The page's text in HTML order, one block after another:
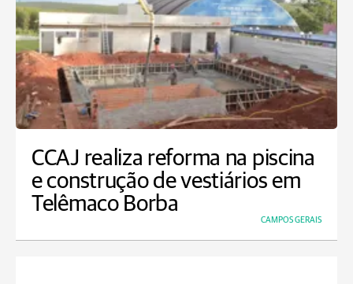
CCAJ realiza reforma na piscina
e construção de vestiários em
Telêmaco Borba
CAMPOS GERAIS